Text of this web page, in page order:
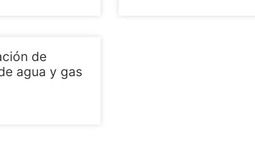
de
agua y gas